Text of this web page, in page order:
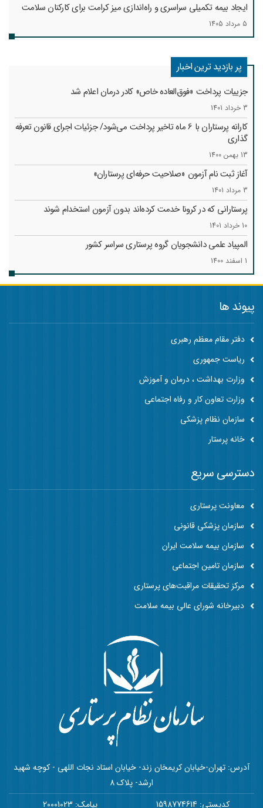
ایجاد بیمه تکمیلی سراسری و راه‌اندازی میز کرامت برای کارکنان سلامت
5 مرداد 1405
پر بازدید ترین اخبار
جزییات پرداخت «فوق‌العاده خاص» کادر درمان اعلام شد
3 خرداد 1401
کارانه‌ پرستاران با 6 ماه تاخیر پرداخت می‌شود/ جزئیات اجرای قانون تعرفه
گذاری
13 بهمن 1400
آغاز ثبت نام آزمون «صلاحیت حرفه‌ای پرستاران»
3 مرداد 1401
پرستارانی که در کرونا خدمت کرد‌ه‌اند بدون آزمون استخدام شوند
10 خرداد 1401
المپیاد علمی دانشجویان گروه پرستاری سراسر کشور
1 اسفند 1400
پیوند ها
دفتر مقام معظم رهبری
ریاست جمهوری
وزارت بهداشت ، درمان و آموزش
وزارت تعاون کار و رفاه اجتماعی
سازمان نظام پزشکی
خانه پرستار
آدرس: تهران-خیابان کریمخان زند- خیابان استاد نجات اللهی - کوچه شهید
ارشد- پلاک 8
کدپستی: 1598774614
پیامک: 20001023
دسترسی سریع
معاونت پرستاری
سازمان پزشکی قانونی
سازمان بیمه سلامت ایران
سازمان تامین اجتماعی
مرکز تحقیقات مراقبت‌های پرستاری
دبیرخانه شورای عالی بیمه سلامت